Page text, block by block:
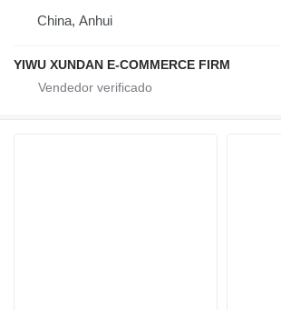
China, Anhui
YIWU XUNDAN E-COMMERCE FIRM